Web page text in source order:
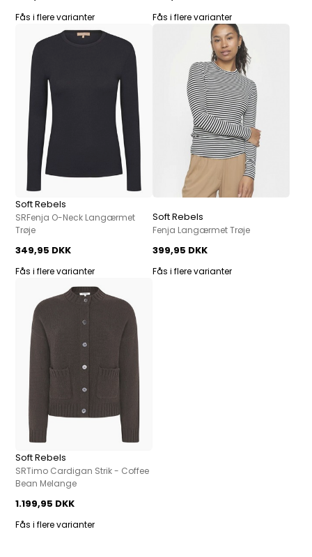
Fås i flere varianter Fås i flere varianter
Soft Rebels
SRFenja O-Neck Langærmet
Trøje
349,95 DKK
Fås i flere varianter
Soft Rebels
Fenja Langærmet Trøje
399,95 DKK
Fås i flere varianter
Soft Rebels
SRTimo Cardigan Strik - Coffee
Bean Melange
1.199,95 DKK
Fås i flere varianter